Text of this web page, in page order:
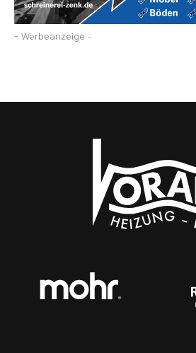
- Werbeanzeige -